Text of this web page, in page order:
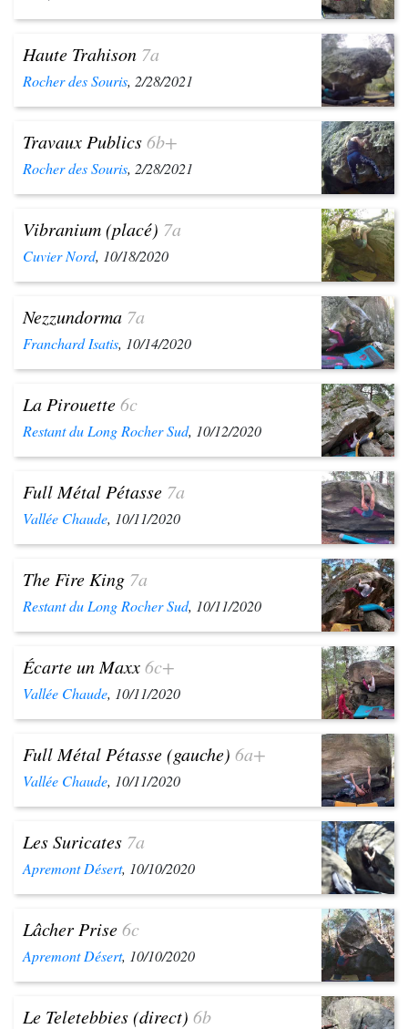
Haute Trahison 7a
Rocher des Souris, 2/28/2021
Travaux Publics6b+
Rocher des Souris, 2/28/2021
Vibranium (placé) 7a
Cuvier Nord, 10/18/2020
Nezzundorma 7a
Franchard Isatis, 10/14/2020
La Pirouette6c
Restant du Long Rocher Sud, 10/12/2020
Full Métal Pétasse 7a
Vallée Chaude, 10/11/2020
The Fire King 7a
Restant du Long Rocher Sud, 10/11/2020
Écarte un Maxx6c+
Vallée Chaude, 10/11/2020
Full Métal Pétasse (gauche) 6a+
Vallée Chaude, 10/11/2020
Les Suricates 7a
Apremont Désert, 10/10/2020
Lâcher Prise6c
Apremont Désert, 10/10/2020
Le Teletebbies (direct) 6b